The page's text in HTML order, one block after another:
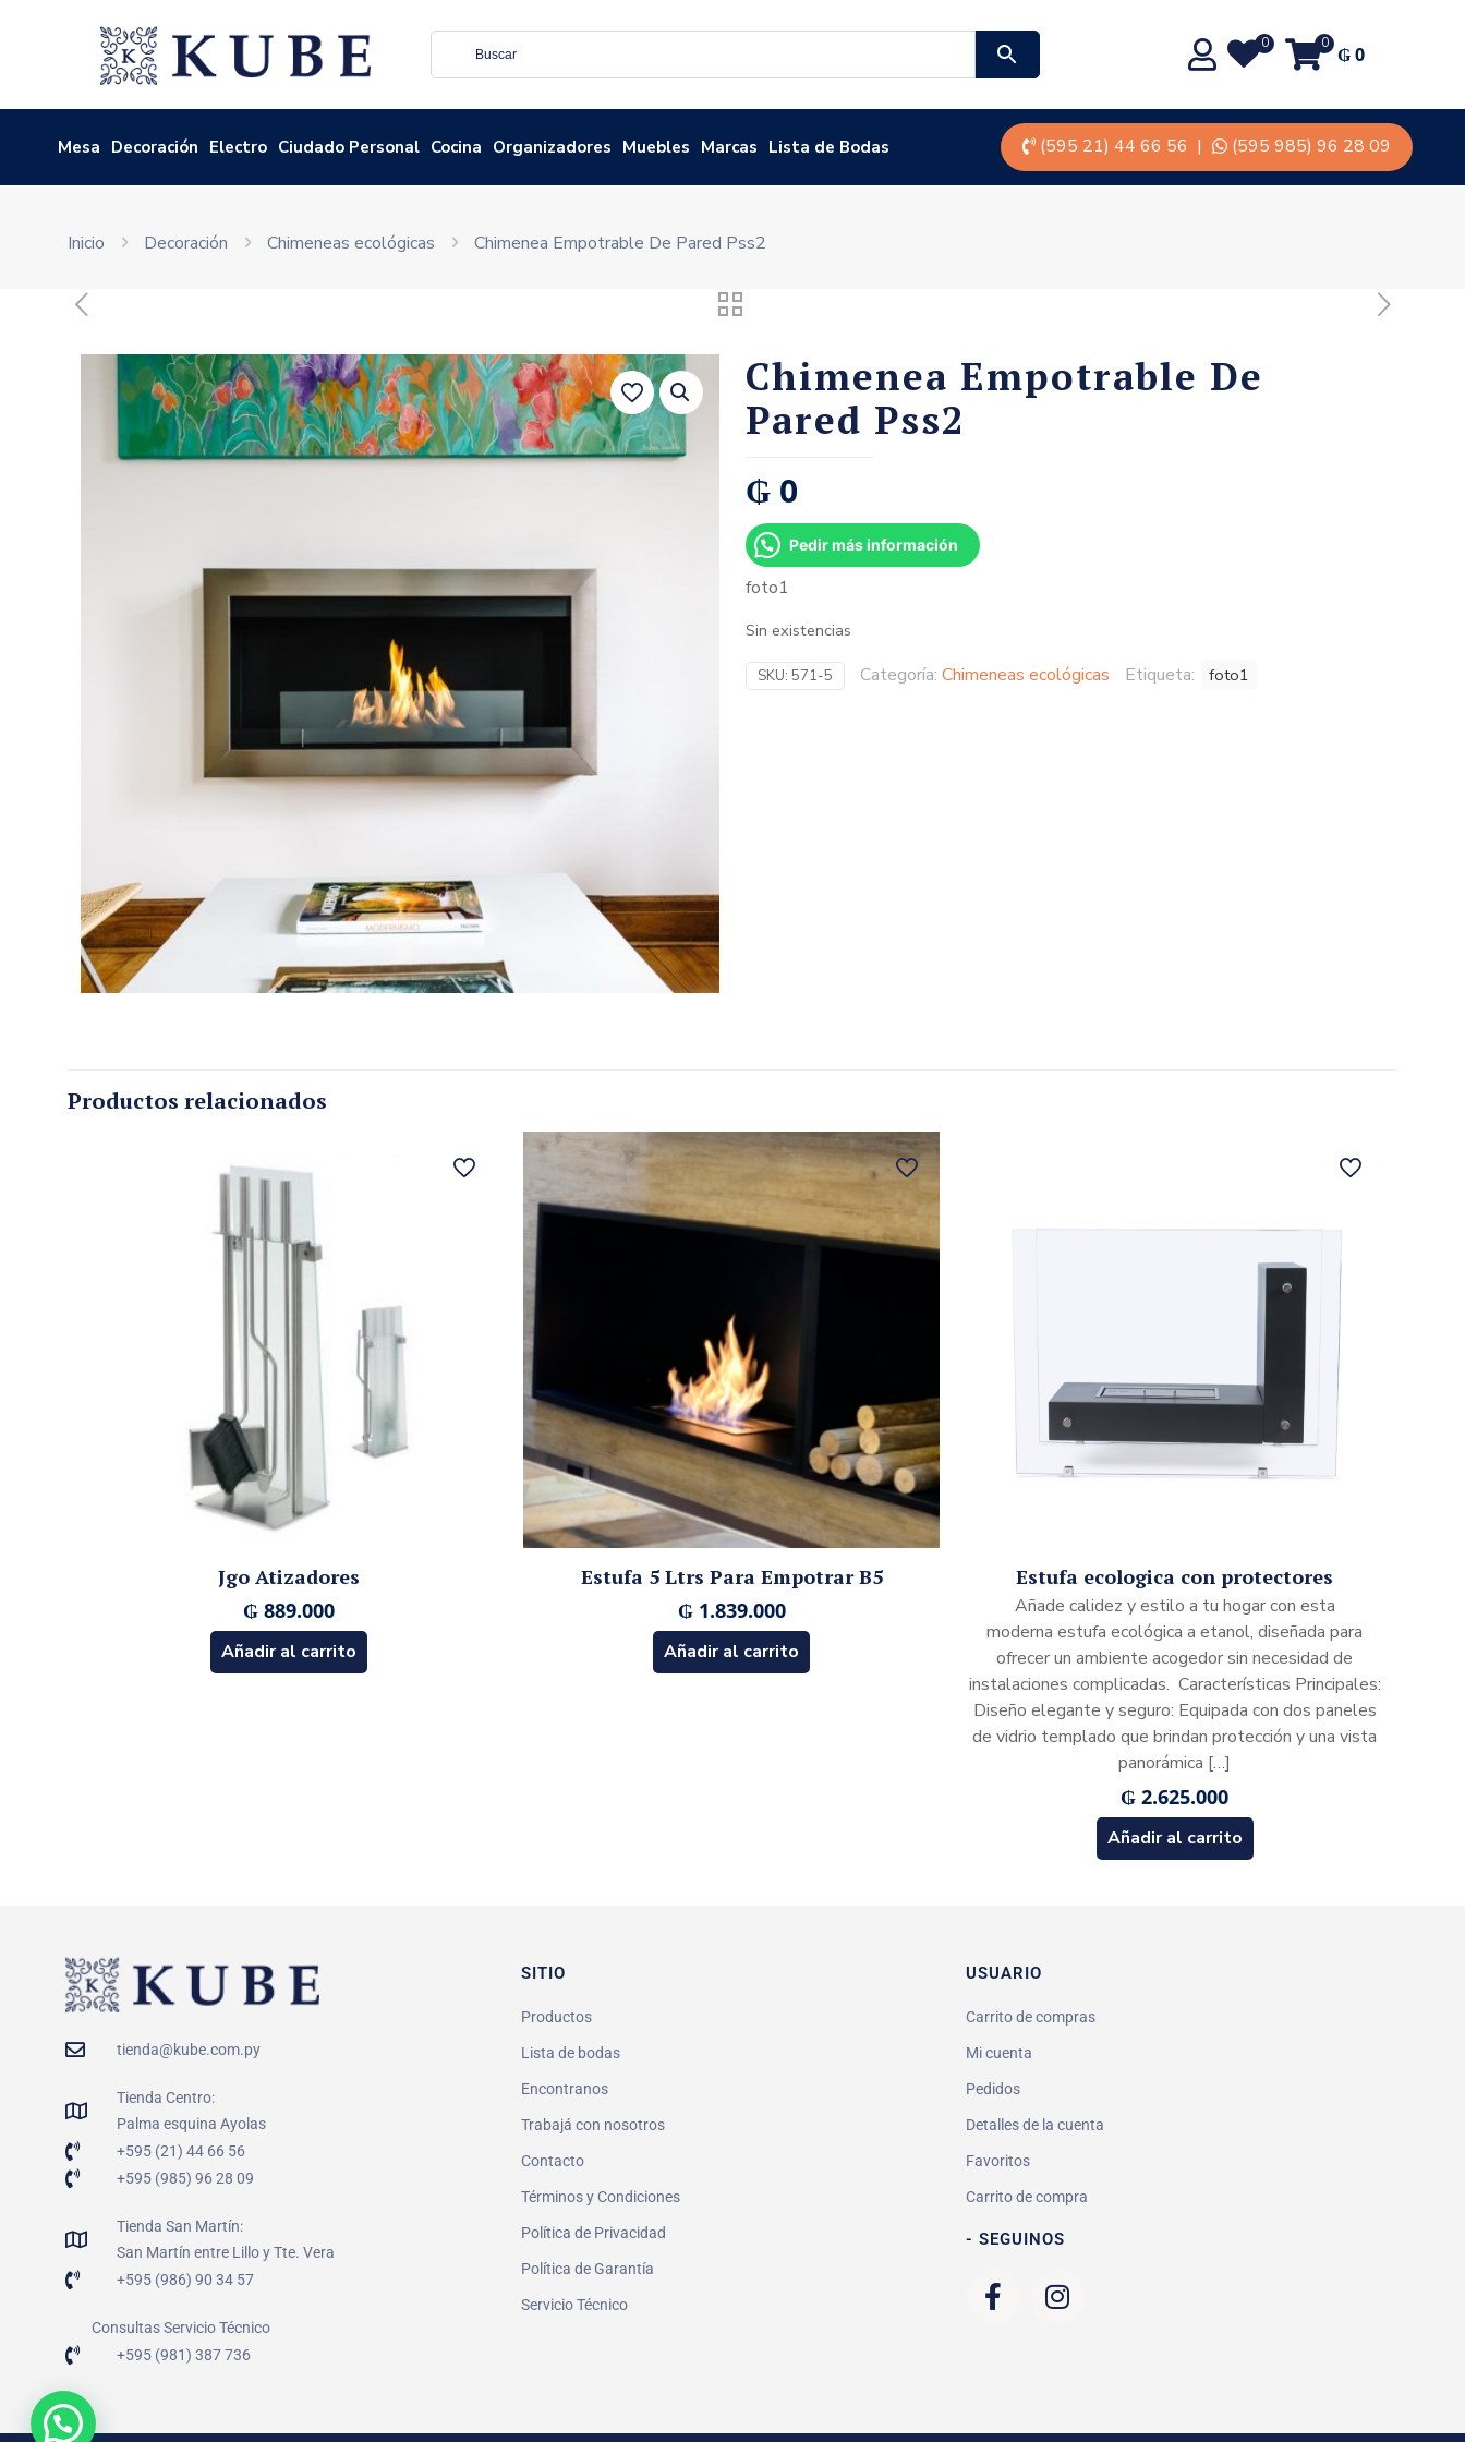
0 0 ₲0
Mesa Decoración Electro Ciudado Personal Cocina Organizadores Muebles Marcas Lista de Bodas (595 21) 44 66 56 | (595 985) 96 28 09
Inicio Decoración Chimeneas ecológicas Chimenea Empotrable De Pared Pss2
Chimenea Empotrable De
Pared Pss2
₲ 0
Pedir más información
foto1
Sin existencias
SKU: 571-5 Categoría: Chimeneas ecológicas Etiqueta: foto1
Productos relacionados
Jgo Atizadores
₲ 889.000
Añadir al carrito
Estufa 5 Ltrs Para Empotrar B5
₲1.839.000
Añadir al carrito
Estufa ecologica con protectores
Añade calidez y estilo a tu hogar con esta
moderna estufa ecológica a etanol, diseñada para
ofrecer un ambiente acogedor sin necesidad de
instalaciones complicadas. Características Principales:
Diseño elegante y seguro: Equipada con dos paneles
de vidrio templado que brindan protección y una vista
panorámica […]
₲ 2.625.000
Añadir al carrito
tienda@kube.com.py
Tienda Centro:
Palma esquina Ayolas
+595 (21) 44 66 56
+595 (985) 96 28 09
Tienda San Martín:
San Martín entre Lillo y Tte. Vera
+595 (986) 90 34 57
Consultas Servicio Técnico
+595 (981) 387 736
SITIO
Productos
Lista de bodas
Encontranos
Trabajá con nosotros
Contacto
Términos y Condiciones
Política de Privacidad
Política de Garantía
Servicio Técnico
USUARIO
Carrito de compras
Mi cuenta
Pedidos
Detalles de la cuenta
Favoritos
Carrito de compra
- SEGUINOS